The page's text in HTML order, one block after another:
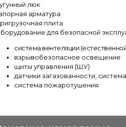
люк
арматура
плита
для безопасной
система вентеляции
взрывобезопасное освещение
щиты управления (ШУ)
датчики загазованности,
система пожаротушения